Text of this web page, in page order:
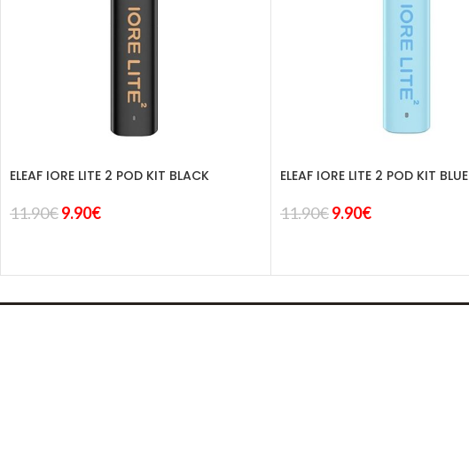
ELEAF IORE LITE 2 POD KIT BLACK
11.90€9.90€
ELEAF IORE LITE 2 POD KIT BLUE
11.90€9.90€
CONTACTO